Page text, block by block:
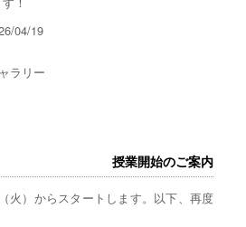
04/19
ラリー
授業開始のご案内
火）からスタートします。以下、再度